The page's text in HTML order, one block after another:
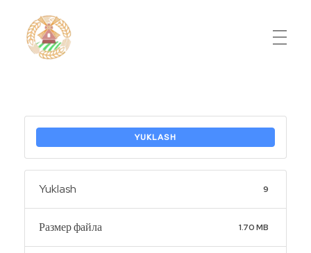
YUKLASH
Yuklash 9
Размер файла 1.70 MB